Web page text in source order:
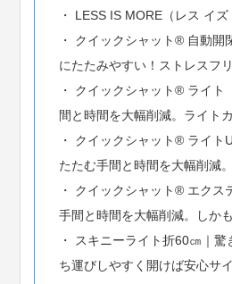
LESS IS MORE（レス イズ
クイックシャット® 自動
にたたみやすい！ストレスフ
クイックシャット® ライ
間と時間を大幅削減。ライト
クイックシャット® ライト
たたむ手間と時間を大幅削減
クイックシャット® エクス
手間と時間を大幅削減。しか
スキニーライト折60㎝｜驚
ち運びしやすく開けば安心サ